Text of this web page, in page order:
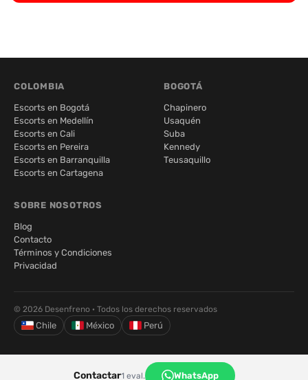
Contactar1 eval. WhatsApp
COLOMBIA
Escorts en Bogotá
Escorts en Medellín
Escorts en Cali
Escorts en Pereira
Escorts en Barranquilla
Escorts en Cartagena
BOGOTÁ
Chapinero
Usaquén
Suba
Kennedy
Teusaquillo
SOBRE NOSOTROS
Blog
Contacto
Términos y Condiciones
Privacidad
© 2026 Desenfreno · Todos los derechos reservados
Chile México Perú